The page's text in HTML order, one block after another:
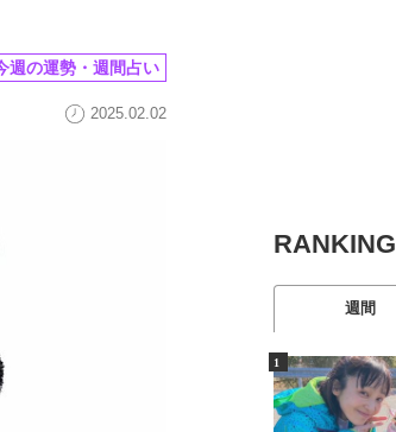
週の運勢・週間占い
2025.02.02
RANKING
週間